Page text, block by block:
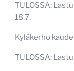
TULOSSA:
18.7.
Kyläkerho
TULOSSA: